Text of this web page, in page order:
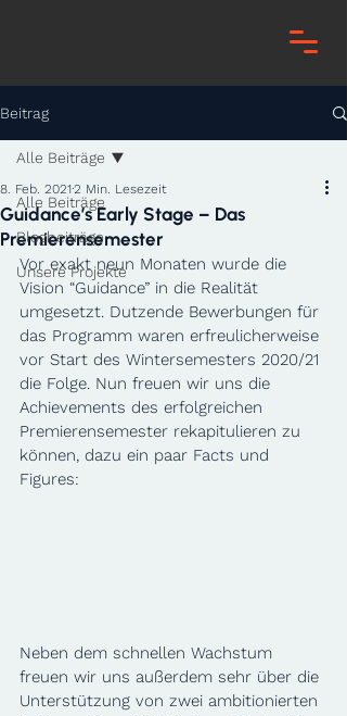
Beitrag
Alle Beiträge
Blogbeiträge
Unsere Projekte
Alle Beiträge
Guidance’s Early Stage – Das
Premierensemester
8. Feb. 2021 2 Min. Lesezeit
Vor exakt neun Monaten wurde die
Vision “Guidance” in die Realität
umgesetzt. Dutzende Bewerbungen für
das Programm waren erfreulicherweise
vor Start des Wintersemesters 2020/21
die Folge. Nun freuen wir uns die
Achievements des erfolgreichen
Premierensemester rekapitulieren zu
können, dazu ein paar Facts und
Figures:
Neben dem schnellen Wachstum
freuen wir uns außerdem sehr über die
Unterstützung von zwei ambitionierten